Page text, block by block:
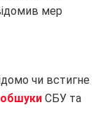
мер
чи встигне
обшуки СБУ та